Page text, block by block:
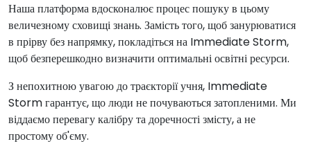
Наша платформа вдосконалює процес пошуку в цьому
величезному сховищі знань. Замість того, щоб занурюватися
в прірву без напрямку, покладіться на Immediate Storm,
щоб безперешкодно визначити оптимальні освітні ресурси.
З непохитною увагою до траєкторії учня, Immediate
Storm гарантує, що люди не почуваються затопленими. Ми
віддаємо перевагу калібру та доречності змісту, а не
простому об'єму.